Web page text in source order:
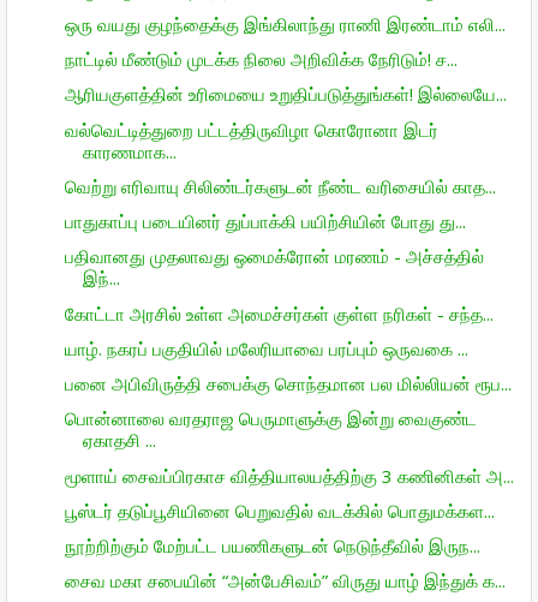
ஒரு வயது குழந்தைக்கு இங்கிலாந்து ராணி இரண்டாம் எலி...
நாட்டில் மீண்டும் முடக்க நிலை அறிவிக்க நேரிடும்! ச...
ஆரியகுளத்தின் உரிமையை உறுதிப்படுத்துங்கள்! இல்லையே...
வல்வெட்டித்துறை பட்டத்திருவிழா கொரோனா இடர்
காரணமாக...
வெற்று எரிவாயு சிலிண்டர்களுடன் நீண்ட வரிசையில் காத...
பாதுகாப்பு படையினர் துப்பாக்கி பயிற்சியின் போது து...
பதிவானது முதலாவது ஒமைக்ரோன் மரணம் - அச்சத்தில்
இந்...
கோட்டா அரசில் உள்ள அமைச்சர்கள் குள்ள நரிகள் - சந்த...
யாழ். நகரப் பகுதியில் மலேரியாவை பரப்பும் ஒருவகை ...
பனை அபிவிருத்தி சபைக்கு சொந்தமான பல மில்லியன் ரூப...
பொன்னாலை வரதராஜ பெருமாளுக்கு இன்று வைகுண்ட
ஏகாதசி ...
மூளாய் சைவப்பிரகாச வித்தியாலயத்திற்கு 3 கணினிகள் அ...
பூஸ்டர் தடுப்பூசியினை பெறுவதில் வடக்கில் பொதுமக்கள...
நூற்றிற்கும் மேற்பட்ட பயணிகளுடன் நெடுந்தீவில் இருந...
சைவ மகா சபையின் “அன்பேசிவம்” விருது யாழ் இந்துக் க...